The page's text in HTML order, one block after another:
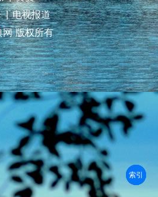
| 电视报道
网 版权所有
部首
笔划
拼音
潮拼